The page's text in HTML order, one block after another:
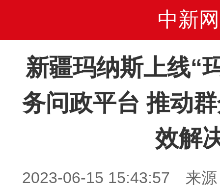
中新网
新疆玛纳斯上线“
务问政平台 推动
效解
2023-06-15 15:43:57 来源